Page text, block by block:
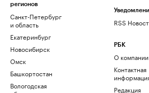
регионов
Санкт-Петербург
и область
Екатеринбург
Новосибирск
Омск
Башкортостан
Вологодская
RSS
РБК
О компании
Контактная
Редакция